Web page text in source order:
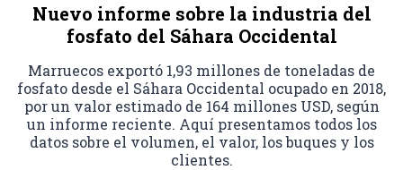
Nuevo informe sobre la industria del
fosfato del Sáhara Occidental
Marruecos exportó 1,93 millones de toneladas de
fosfato desde el Sáhara Occidental ocupado en 2018,
por un valor estimado de 164 millones USD, según
un informe reciente. Aquí presentamos todos los
datos sobre el volumen, el valor, los buques y los
clientes.